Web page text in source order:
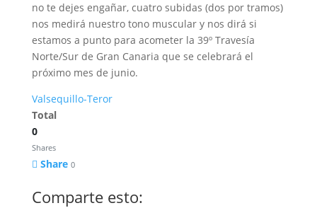
no te dejes engañar, cuatro subidas (dos por tramos)
nos medirá nuestro tono muscular y nos dirá si
estamos a punto para acometer la 39º Travesía
Norte/Sur de Gran Canaria que se celebrará el
próximo mes de junio.
Valsequillo-Teror
Total
0
Shares
Share 0
Comparte esto: